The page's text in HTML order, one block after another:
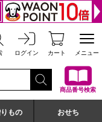
オンショップ
ログイン カート メニュー
商品番号検索
もの おせち